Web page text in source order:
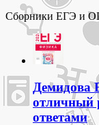
Сборники ЕГЭ и
Демидова
отличный
ответами